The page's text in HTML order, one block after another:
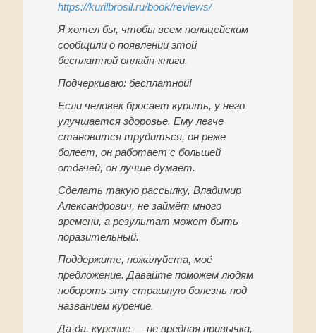
https://kurilbrosil.ru/book/reviews/
Я хотел бы, чтобы всем полицейским
сообщили о появлении этой
бесплатной онлайн-книги.
Подчёркиваю: бесплатной!
Если человек бросает курить, у него
улучшается здоровье. Ему легче
становится трудиться, он реже
болеет, он работает с большей
отдачей, он лучше думает.
Сделать такую рассылку, Владимир
Александрович, не займёт много
времени, а результат может быть
поразительный.
Поддержите, пожалуйста, моё
предложение. Давайте поможем людям
побороть эту страшную болезнь под
названием курение.
Да-да, курение — не вредная привычка,